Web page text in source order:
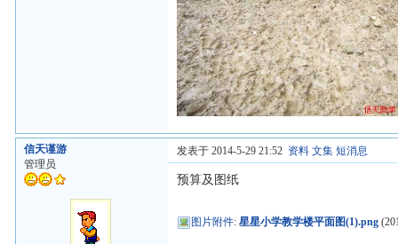
信天谨游
管理员
发表于 2014-5-29 21:52 资料 文集 短消息
预算及图纸
图片附件:星星小学教学楼平面图(1).png